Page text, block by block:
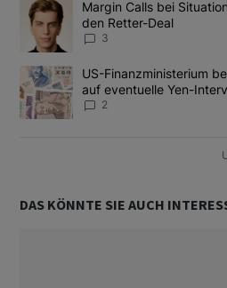
Ein Trendartikel mit dem Titel
Margin Calls bei
den Retter-Deal
3
Ein Trendartikel mit dem Titel
US-Finanzministerium
auf eventuelle Yen-
2
DAS KÖNNTE SIE AUCH